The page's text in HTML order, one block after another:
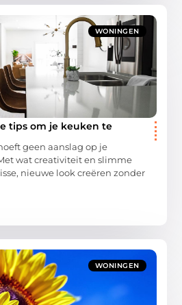
WONINGEN
tips om je keuken te
geen aanslag op je
wat creativiteit en slimme
nieuwe look creëren zonder
WONINGEN